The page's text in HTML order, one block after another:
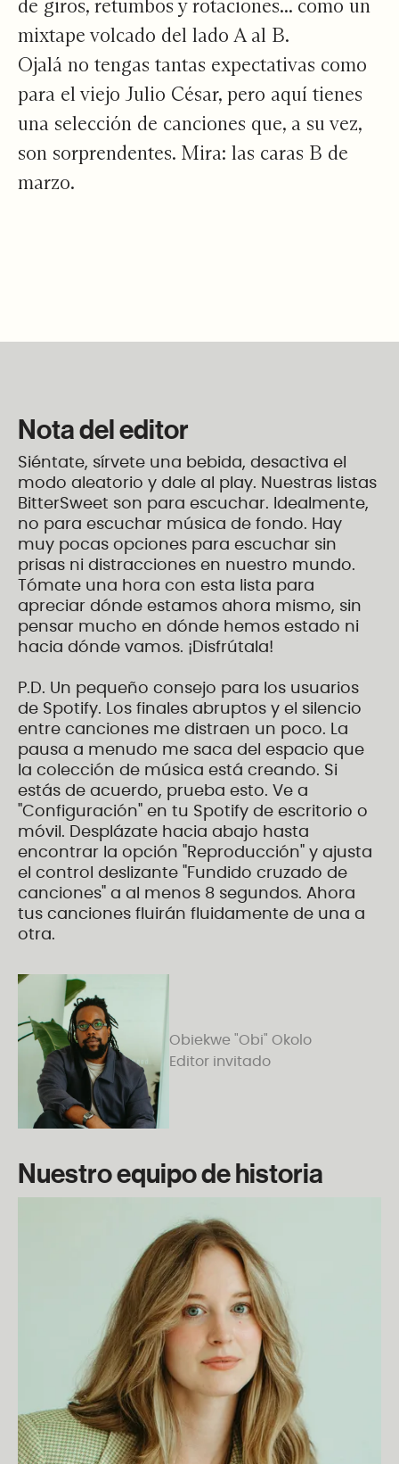
de giros, retumbos y rotaciones... como un
mixtape volcado del lado A al B.
Ojalá no tengas tantas expectativas como
para el viejo Julio César, pero aquí tienes
una selección de canciones que, a su vez,
son sorprendentes. Mira: las caras B de
marzo.
Nota del editor
Siéntate, sírvete una bebida, desactiva el
modo aleatorio y dale al play. Nuestras listas
BitterSweet son para escuchar. Idealmente,
no para escuchar música de fondo. Hay
muy pocas opciones para escuchar sin
prisas ni distracciones en nuestro mundo.
Tómate una hora con esta lista para
apreciar dónde estamos ahora mismo, sin
pensar mucho en dónde hemos estado ni
hacia dónde vamos. ¡Disfrútala!
P.D. Un pequeño consejo para los usuarios
de Spotify. Los finales abruptos y el silencio
entre canciones me distraen un poco. La
pausa a menudo me saca del espacio que
la colección de música está creando. Si
estás de acuerdo, prueba esto. Ve a
"Configuración" en tu Spotify de escritorio o
móvil. Desplázate hacia abajo hasta
encontrar la opción "Reproducción" y ajusta
el control deslizante "Fundido cruzado de
canciones" a al menos 8 segundos. Ahora
tus canciones fluirán fluidamente de una a
otra.
Obiekwe "Obi" Okolo
Editor invitado
Nuestro equipo de historia